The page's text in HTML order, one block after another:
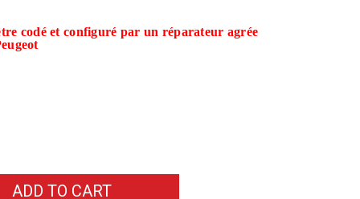
codé et configuré par un réparateur agrée
ADD TO CART